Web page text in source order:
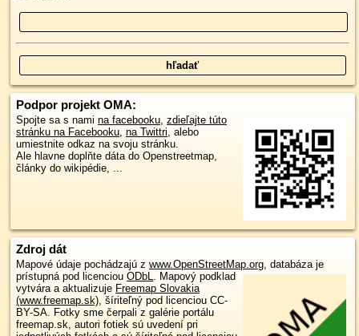
Podpor projekt OMA:
Spojte sa s nami na facebooku, zdieľajte túto
stránku na Facebooku, na Twittri, alebo
umiestnite odkaz na svoju stránku.
Ale hlavne doplňte dáta do Openstreetmap,
články do wikipédie, ...
Zdroj dát
Mapové údaje pochádzajú z www.OpenStreetMap.org, databáza je
prístupná pod licenciou ODbL. Mapový podklad
vytvára a aktualizuje Freemap Slovakia
(www.freemap.sk), šíriteľný pod licenciou CC-
BY-SA. Fotky sme čerpali z galérie portálu
freemap.sk, autori fotiek sú uvedení pri